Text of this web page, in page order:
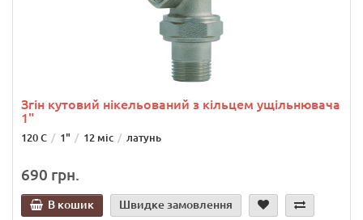
Згін кутовий нікельований з кільцем ущільнювача
1"
120 C 1" 12 міс латунь
690 грн.
В кошик Швидке замовлення